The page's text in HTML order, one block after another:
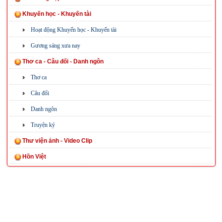
Khuyến học - Khuyến tài
Hoạt động Khuyến học - Khuyến tài
Gương sáng xưa nay
Thơ ca - Câu đối - Danh ngôn
Thơ ca
Câu đối
Danh ngôn
Truyện ký
Thư viện ảnh - Video Clip
Hồn Việt